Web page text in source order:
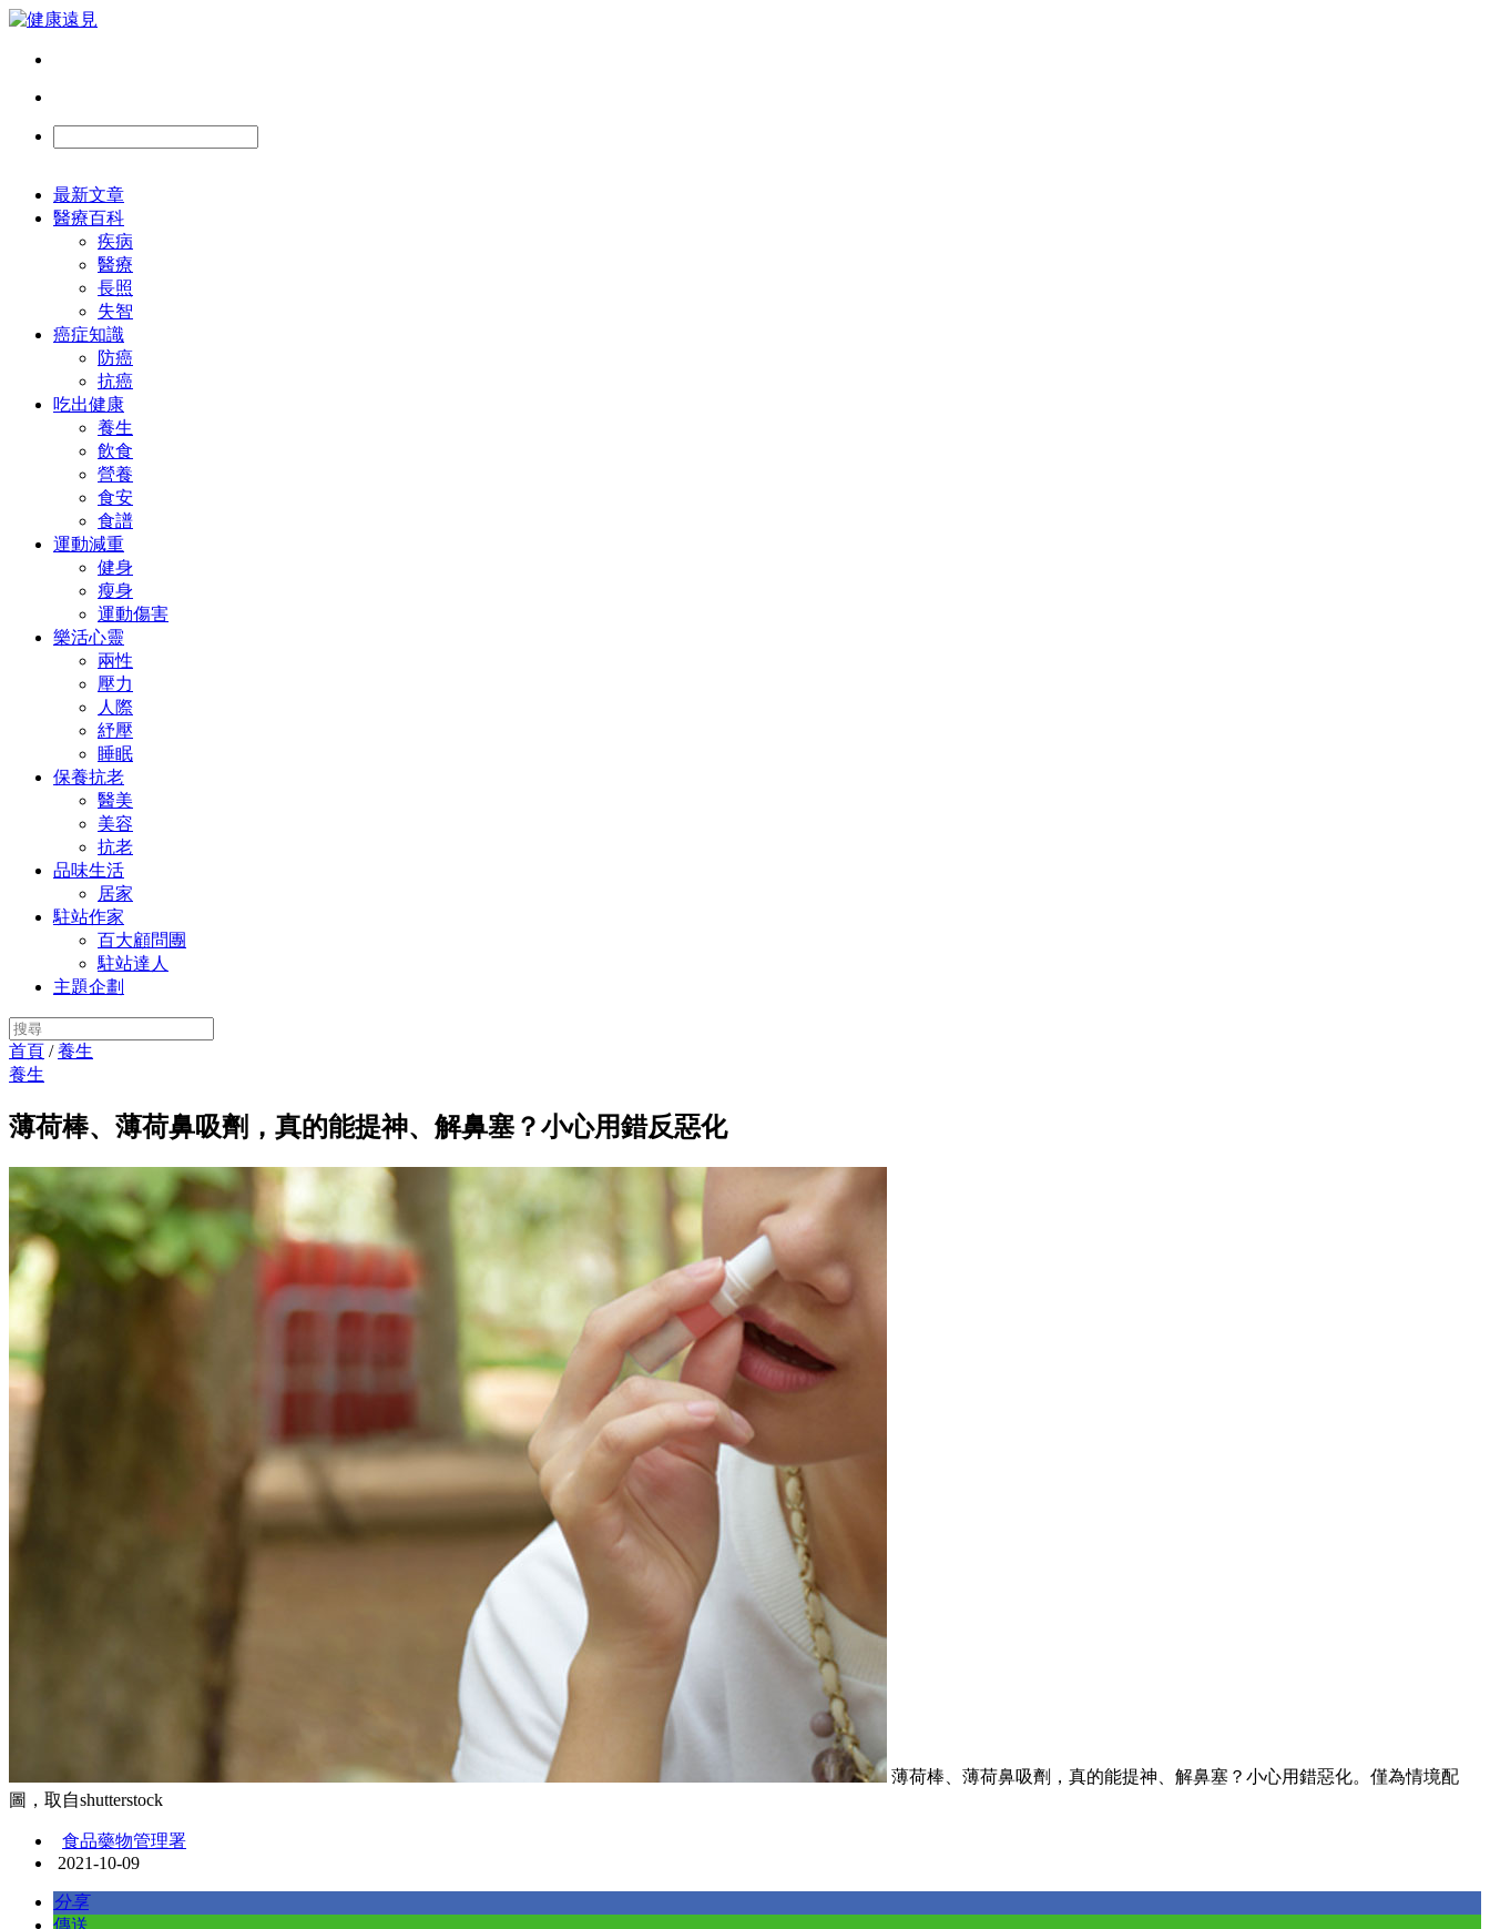
最新文章
醫療百科
疾病
醫療
長照
失智
癌症知識
防癌
抗癌
吃出健康
養生
飲食
營養
食安
食譜
運動減重
健身
瘦身
運動傷害
樂活心靈
兩性
壓力
人際
紓壓
睡眠
保養抗老
醫美
美容
抗老
品味生活
居家
駐站作家
百大顧問團
駐站達人
主題企劃
首頁 /養生
養生
薄荷棒、薄荷鼻吸劑，真的能提神、解鼻塞？小心用錯反惡化
薄荷棒、薄荷鼻吸劑，真的能提神、解鼻塞？小心用錯惡化。僅為情境配
圖，取自shutterstock
食品藥物管理署
2021-10-09
分享
傳送